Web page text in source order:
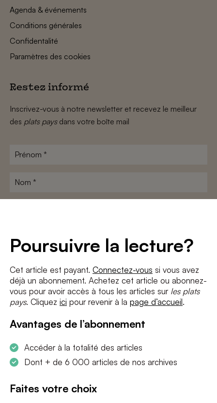
Poursuivre la lecture?
Cet article est payant. Connectez-vous si vous avez
déjà un abonnement. Achetez cet article ou abonnez-
vous pour avoir accès à tous les articles sur les plats
pays. Cliquez ici pour revenir à la page d’accueil.
Avantages de l’abonnement
Accéder à la totalité des articles
Dont + de 6 000 articles de nos archives
Faites votre choix
Agenda & événements
Conditions générales
Confidentalité
Paramètres des cookies
Restez informé
Inscrivez-vous à notre newsletter et recevez le meilleur
des plats paysdans votre boîte mail
Prénom
Nom
J'accepte les termes et conditions etla politique de confidentialité
S'INSCRIRE